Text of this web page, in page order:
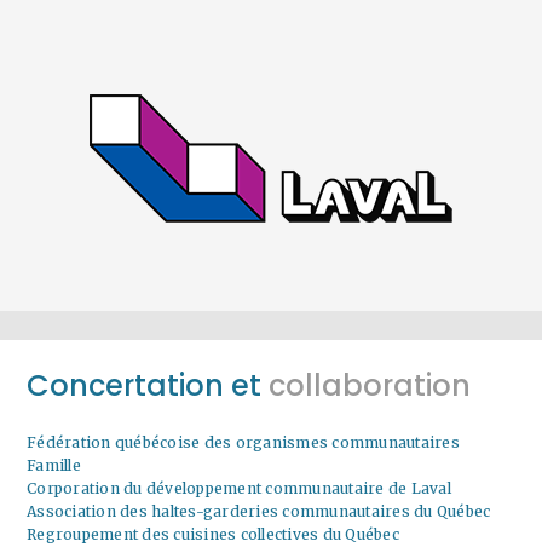
Concertation et collaboration
Fédération québécoise des organismes communautaires
Famille
Corporation du développement communautaire de Laval
Association des haltes-garderies communautaires du Québec
Regroupement des cuisines collectives du Québec